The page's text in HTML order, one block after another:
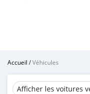
Accueil /Véhicules
Afficher les voitures